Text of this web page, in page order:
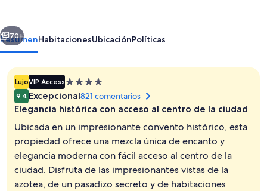
Sala de estar
Siguiente
70+
ResumenHabitacionesUbicaciónPolíticas
LujoVIP AccessAlojamiento
de
4.0 estrellas
9,4 Excepcional821 comentarios
Elegancia histórica con acceso al centro de la ciudad
Ubicada en un impresionante convento histórico, esta
propiedad ofrece una mezcla única de encanto y
elegancia moderna con fácil acceso al centro de la
ciudad. Disfruta de las impresionantes vistas de la
azotea, de un pasadizo secreto y de habitaciones